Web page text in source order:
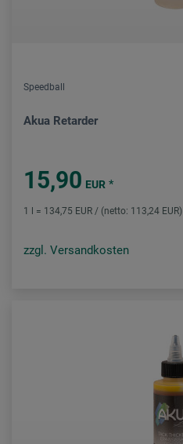
Speedball
Akua Retarder
15,90 EUR *
1 l = 134,75 EUR / (netto: 113,24 EUR)
zzgl. Versandkosten